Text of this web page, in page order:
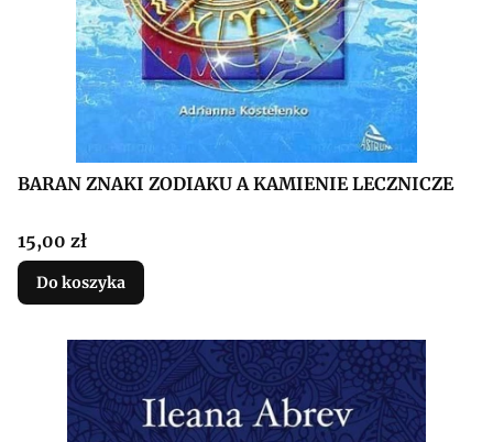
BARAN ZNAKI ZODIAKU A KAMIENIE LECZNICZE
Cena
15,00 zł
Do koszyka